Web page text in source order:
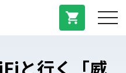
と行く「威